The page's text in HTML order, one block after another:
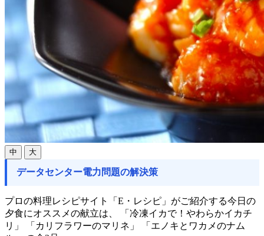
中 大
データセンター電力問題の解決策
プロの料理レシピサイト「E・レシピ」がご紹介する今日の
夕食にオススメの献立は、 「冷凍イカで！やわらかイカチ
リ」 「カリフラワーのマリネ」 「エノキとワカメのナム